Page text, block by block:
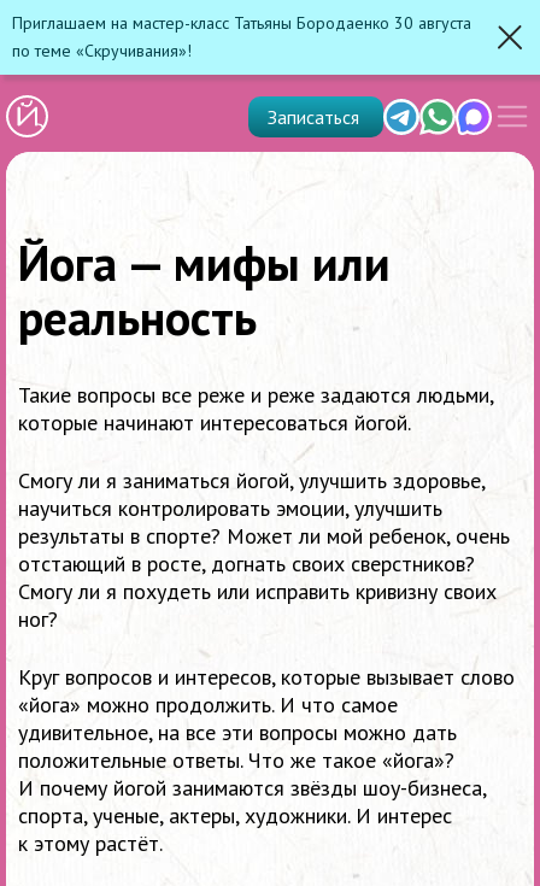
Приглашаем на мастер-класс Татьяны Бородаенко 30 августа
по теме «Скручивания»!
TelegramWhats'app
Max
Записаться
меню
Йога — мифы или
реальность
Такие вопросы все реже и реже задаются людьми,
которые начинают интересоваться йогой.
Смогу ли я заниматься йогой, улучшить здоровье,
научиться контролировать эмоции, улучшить
результаты в спорте? Может ли мой ребенок, очень
отстающий в росте, догнать своих сверстников?
Смогу ли я похудеть или исправить кривизну своих
ног?
Круг вопросов и интересов, которые вызывает слово
«йога» можно продолжить. И что самое
удивительное, на все эти вопросы можно дать
положительные ответы. Что же такое «йога»?
И почему йогой занимаются звёзды шоу-бизнеса,
спорта, ученые, актеры, художники. И интерес
к этому растёт.